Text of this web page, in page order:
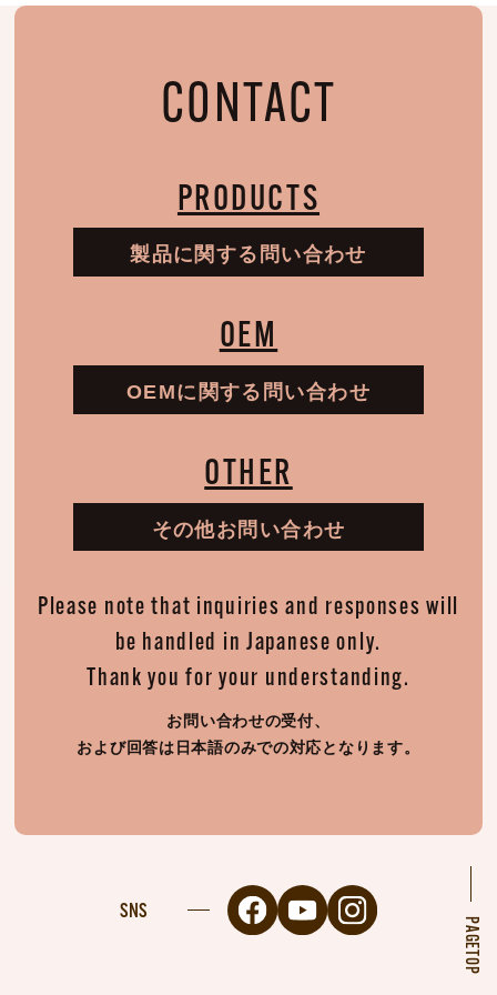
CONTACT
PRODUCTS
製品に関する問い合わせ
OEM
OEMに関する問い合わせ
OTHER
その他お問い合わせ
Please note that inquiries and responses will
be handled in Japanese only.
Thank you for your understanding.
お問い合わせの受付、
および回答は日本語のみでの対応となります。
SNS
PAGETOP